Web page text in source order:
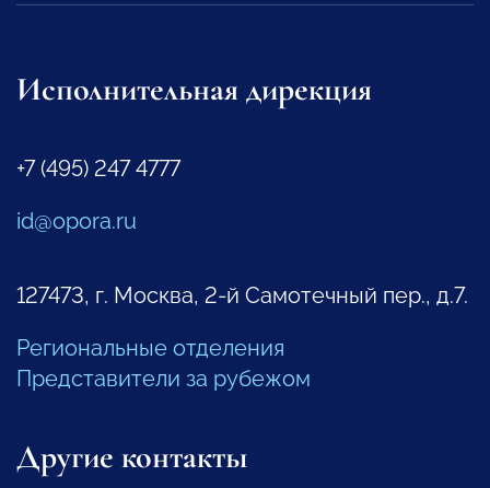
Исполнительная дирекция
+7 (495) 247 4777
id@opora.ru
127473, г. Москва, 2-й Самотечный пер., д.7.
Региональные отделения
Представители за рубежом
Другие контакты